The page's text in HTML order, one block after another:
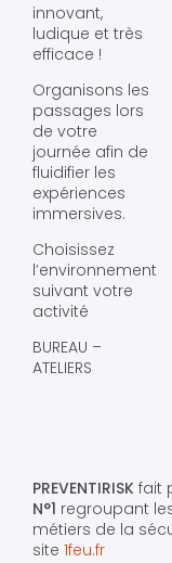
innovant,
ludique et très
efficace !
Organisons les
passages lors
de votre
journée afin de
fluidifier les
expériences
immersives.
Choisissez
l’environnement
suivant votre
activité
BUREAU –
ATELIERS
PREVENTIRISK fait
N°1 regroupant
métiers de la
site 1feu.fr